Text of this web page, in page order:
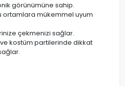
görünümüne sahip.
ortamlara mükemmel uyum
çekmenizi sağlar.
kostüm partilerinde dikkat